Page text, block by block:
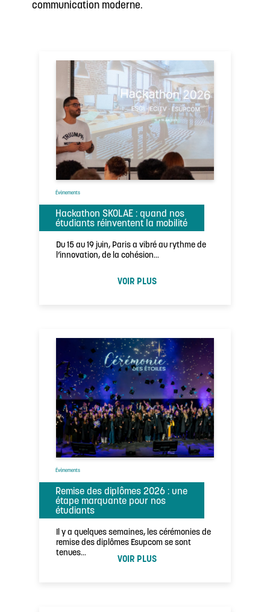
communication moderne.
Évènements
Hackathon SKOLAE : quand nos
étudiants réinventent la mobilité
Du 15 au 19 juin, Paris a vibré au rythme de
l’innovation, de la cohésion…
VOIR PLUS
Évènements
Remise des diplômes 2026 : une
étape marquante pour nos
étudiants
Il y a quelques semaines, les cérémonies de
remise des diplômes Esupcom se sont
tenues…
VOIR PLUS